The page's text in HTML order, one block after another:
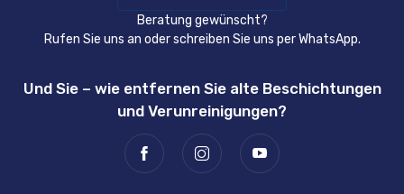
Beratung gewünscht?
Rufen Sie uns an oder schreiben Sie uns per WhatsApp.
Und Sie – wie entfernen Sie alte Beschichtungen
und Verunreinigungen?